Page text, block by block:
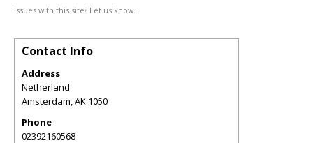
Issues with this site? Let us know.
Contact Info
Address
Netherland
Amsterdam,AK 1050
Phone
02392160568